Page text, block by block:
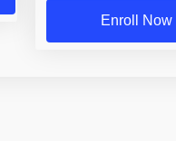
Enroll Now